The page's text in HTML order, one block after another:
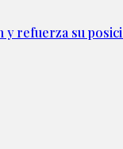
y refuerza su